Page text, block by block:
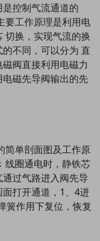
控制气流通道的
要工作原理是利用电
切换，实现气流的换
不同，可以分为 直
阀直接利用电磁力
磁先导阀输出的先
简单剖面图及工作原
线圈通电时，静铁芯
过气路进入阀先导
打开通道，1、4进
簧作用下复位，恢复